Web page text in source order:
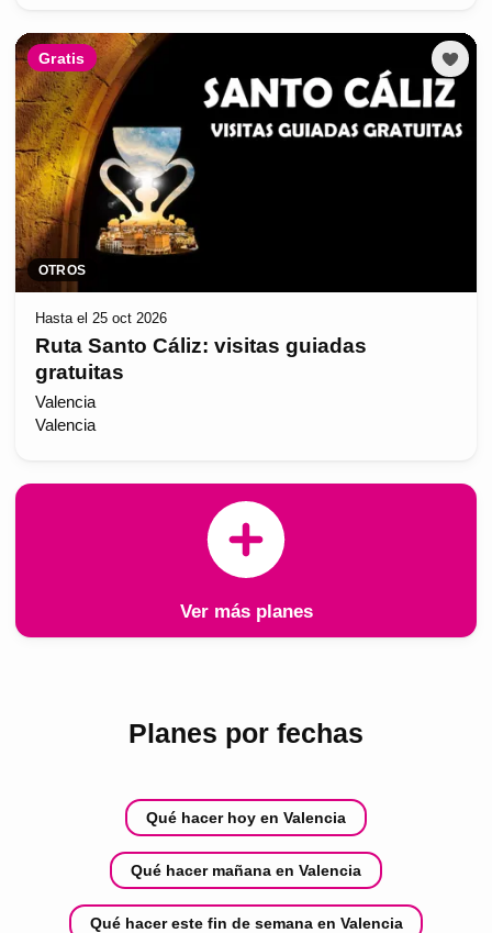
Gratis
OTROS
Hasta el 25 oct 2026
Ruta Santo Cáliz: visitas guiadas
gratuitas
Valencia
Valencia
Ver más planes
Planes por fechas
Qué hacer hoy en Valencia
Qué hacer mañana en Valencia
Qué hacer este fin de semana en Valencia